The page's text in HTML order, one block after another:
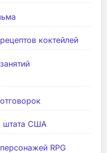
коктейлей
штата США
RPG